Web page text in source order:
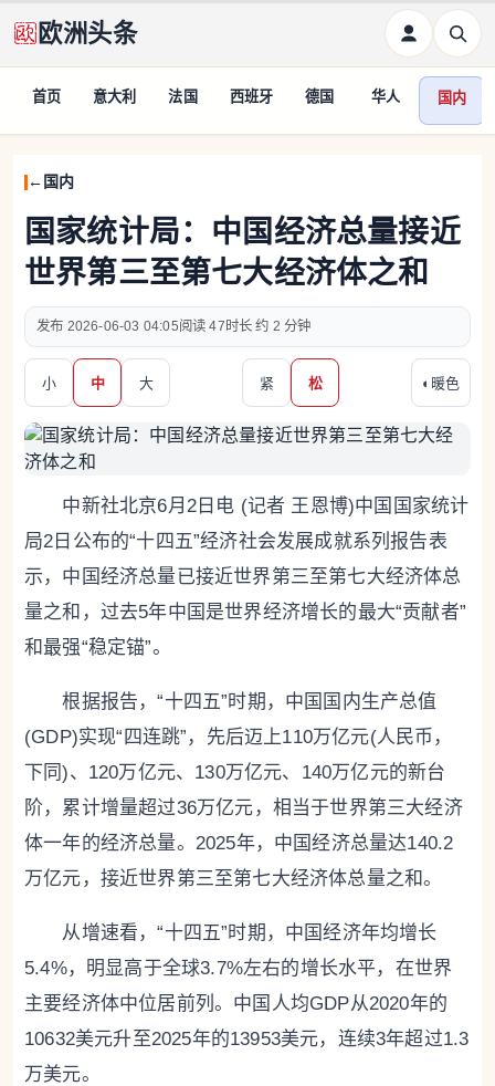
欧洲头条
首页 意大利 法国 西班牙 德国 华人 国内
国内
国家统计局：中国经济总量接近
世界第三至第七大经济体之和
2026-06-03 04:05 47 约 2 分钟
小 中 大 紧 松 ◐ 暖色
中新社北京6月2日电 (记者 王恩博)中国国家统计
局2日公布的“十四五”经济社会发展成就系列报告表
示，中国经济总量已接近世界第三至第七大经济体总
量之和，过去5年中国是世界经济增长的最大“贡献者”
和最强“稳定锚”。
根据报告，“十四五”时期，中国国内生产总值
(GDP)实现“四连跳”，先后迈上110万亿元(人民币，
下同)、120万亿元、130万亿元、140万亿元的新台
阶，累计增量超过36万亿元，相当于世界第三大经济
体一年的经济总量。2025年，中国经济总量达140.2
万亿元，接近世界第三至第七大经济体总量之和。
从增速看，“十四五”时期，中国经济年均增长
5.4%，明显高于全球3.7%左右的增长水平，在世界
主要经济体中位居前列。中国人均GDP从2020年的
10632美元升至2025年的13953美元，连续3年超过1.3
万美元。